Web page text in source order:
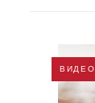
ВИДЕО